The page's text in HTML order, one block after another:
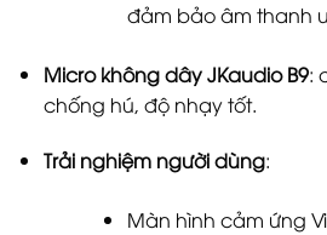
đảm bảo âm thanh
Micro không dây JKaudio B9:
chống hú, độ nhạy tốt.
Trải nghiệm người dùng:
Màn hình cảm ứng